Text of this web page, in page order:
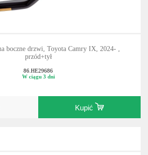
boczne drzwi, Toyota Camry IX, 2024- ,
przód+tył
86.HE29686
W ciągu 3 dni
Kupić